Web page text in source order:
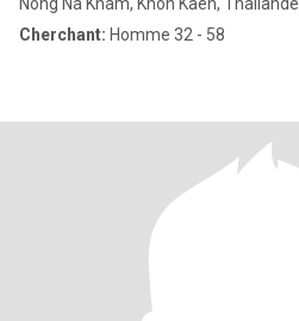
Cherchant: Homme 32 - 58